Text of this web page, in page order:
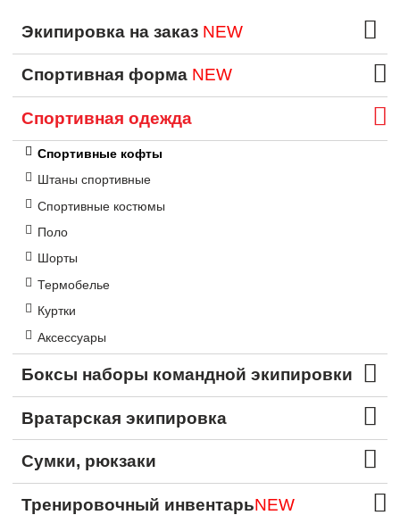
Экипировка на заказ NEW
Спортивная форма NEW
Спортивная одежда
Спортивные кофты
Штаны спортивные
Спортивные костюмы
Поло
Шорты
Термобелье
Куртки
Аксессуары
Боксы наборы командной экипировки
Вратарская экипировка
Сумки, рюкзаки
Тренировочный инвентарьNEW